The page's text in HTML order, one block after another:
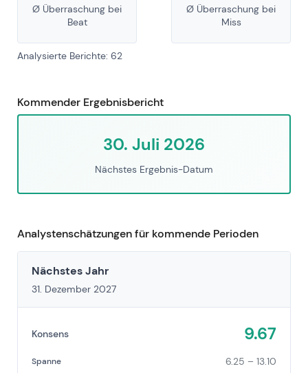
Ø Überraschung bei
Beat
Ø Überraschung bei
Miss
Analysierte Berichte: 62
Kommender Ergebnisbericht
30. Juli 2026
Nächstes Ergebnis-Datum
Analystenschätzungen für kommende Perioden
Nächstes Jahr
31. Dezember 2027
Konsens 9.67
Spanne 6.25 – 13.10